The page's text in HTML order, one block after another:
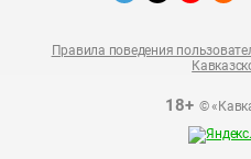
18+©
Правила поведения